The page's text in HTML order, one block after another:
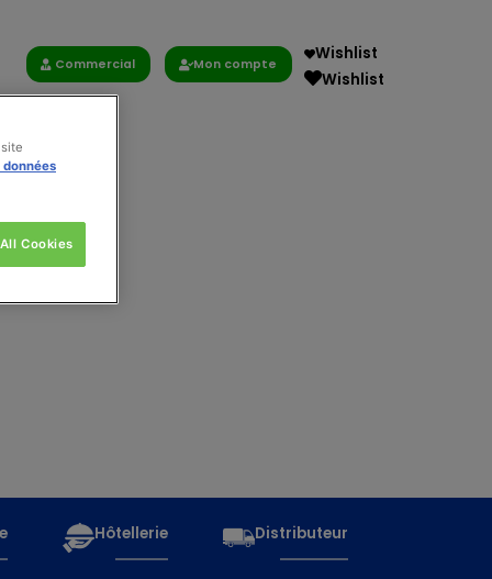
Commercial Mon compte
Wishlist
Wishlist
Hôtellerie Distributeur
Cookies